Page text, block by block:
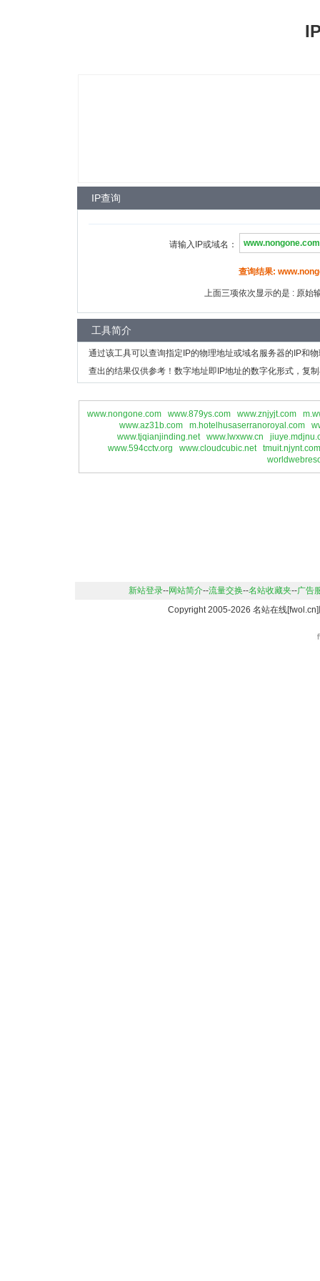
IP查询
请输入IP或域名：
查询结果:
上面三项依次显示的是 : 原始
工具简介
通过该工具可以查询指定IP的物理地址或域名服务器的IP和
查出的结果仅供参考！数字地址即IP地址的数字化形式，复
www.nongone.com www.879ys.com www.znjyjt.com
www.az31b.com
m.hotelhusaserranoroyal.com
www.tjqianjinding.net
www.lwxww.cn
www.594cctv.org
www.cloudcubic.net
tmuit.njynt.com
新站登录--网站简介--流量交换--名站收藏夹--广告
Copyright 2005-2026 名站在线